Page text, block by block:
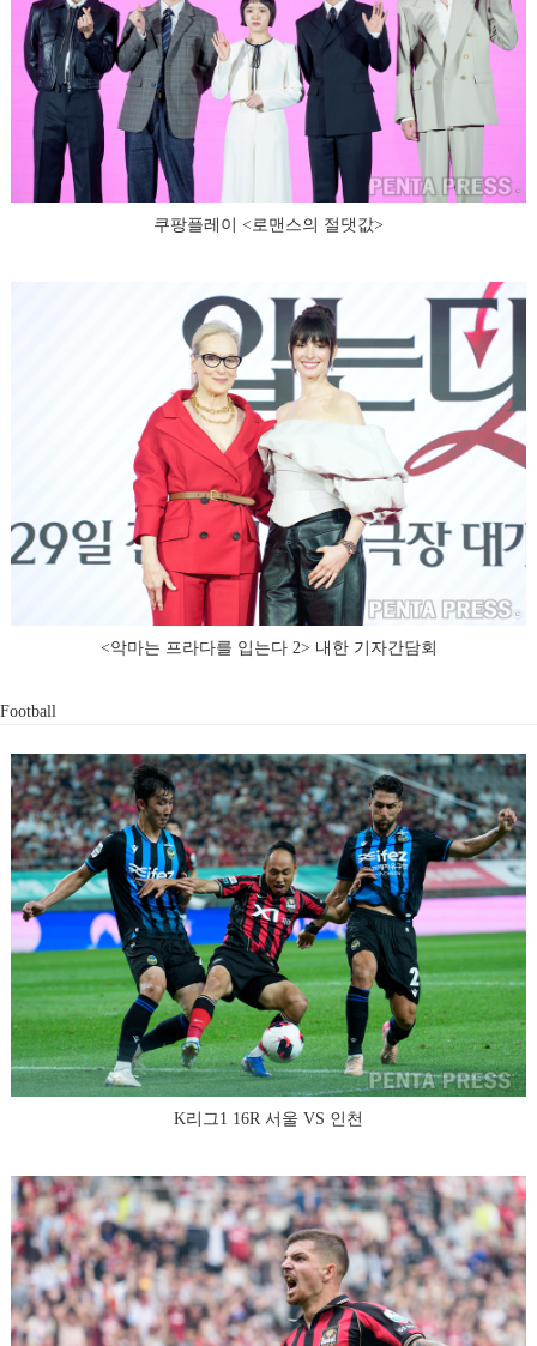
쿠팡플레이 <로맨스의 절댓값>
<악마는 프라다를 입는다 2> 내한 기자간담회
Football
K리그1 16R 서울 VS 인천